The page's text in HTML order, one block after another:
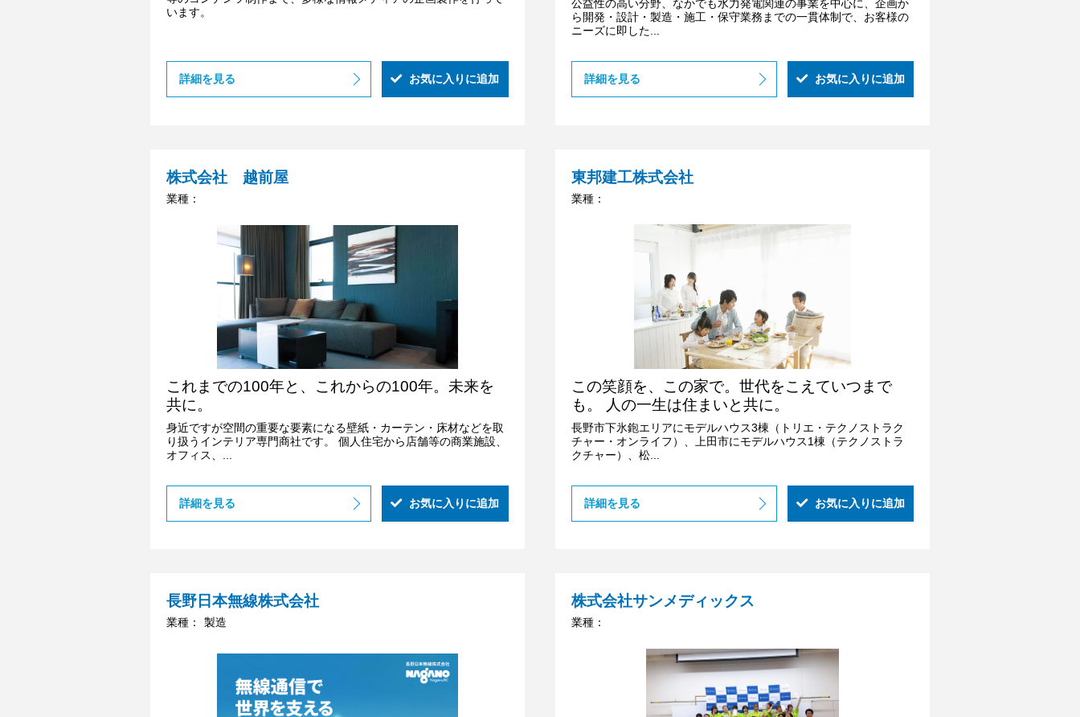
います。
詳細を見る お気に入りに追加
公益性の高い分野、なかでも水力発電関連の事業を中心に、企画か
ら開発・設計・製造・施工・保守業務までの一貫体制で、お客様の
ニーズに即した...
詳細を見る お気に入りに追加
株式会社 越前屋
業種：
これまでの100年と、これからの100年。未来を
共に。
身近ですが空間の重要な要素になる壁紙・カーテン・床材などを取
り扱うインテリア専門商社です。 個人住宅から店舗等の商業施設、
オフィス、...
詳細を見る お気に入りに追加
東邦建工株式会社
業種：
この笑顔を、この家で。世代をこえていつまで
も。 人の一生は住まいと共に。
長野市下氷鉋エリアにモデルハウス3棟（トリエ・テクノストラク
チャー・オンライフ）、上田市にモデルハウス1棟（テクノストラ
クチャー）、松...
詳細を見る お気に入りに追加
長野日本無線株式会社
業種： 製造
株式会社サンメディックス
業種：